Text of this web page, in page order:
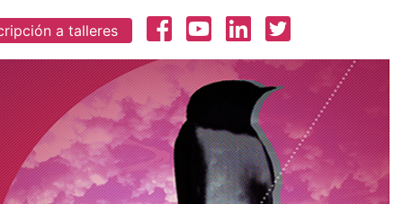
a talleres